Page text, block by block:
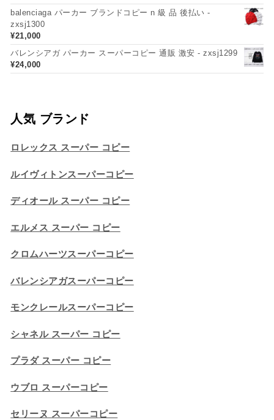
balenciaga パーカー ブランドコピー n 級 品 後払い -
zxsj1300
¥21,000
バレンシアガ パーカー スーパーコピー 通販 激安 - zxsj1299
¥24,000
人気 ブランド
ロレックス スーパー コピー
ルイヴィトンスーパーコピー
ディオール スーパー コピー
エルメス スーパー コピー
クロムハーツスーパーコピー
バレンシアガスーパーコピー
モンクレールスーパーコピー
シャネル スーパー コピー
プラダ スーパー コピー
ウブロ スーパーコピー
セリーヌ スーパーコピー​